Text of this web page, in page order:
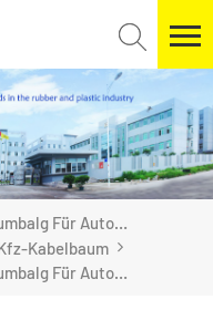
Schwarzer Gummi-Kabelbaumbalg Für Autotür
Kabelbaum
Schwarzer Gummi-Kabelbaumbalg Für Autotür